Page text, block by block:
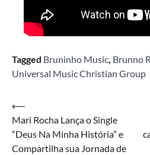
Tagged Bruninho Music, Brunno
Universal Music Christian Group
Navegação
de
Post
⟵
Mari Rocha Lança o Single
“Deus Na Minha História” e
Compartilha sua Jornada de